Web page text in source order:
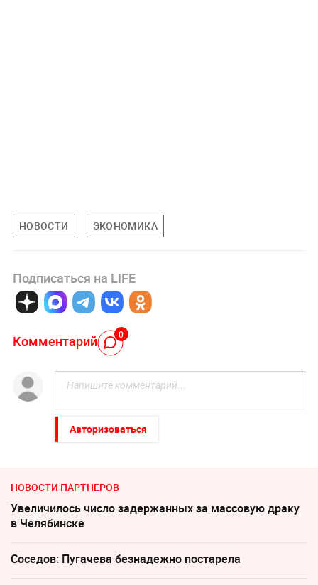
НОВОСТИ ЭКОНОМИКА
Подписаться на LIFE
Комментарий 0
Авторизоваться
НОВОСТИ ПАРТНЕРОВ
Увеличилось число задержанных за массовую драку
в Челябинске
Соседов: Пугачева безнадежно постарела